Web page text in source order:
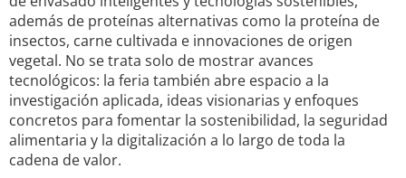
además de proteínas alternativas como la proteína de
insectos, carne cultivada e innovaciones de origen
vegetal. No se trata solo de mostrar avances
tecnológicos: la feria también abre espacio a la
investigación aplicada, ideas visionarias y enfoques
concretos para fomentar la sostenibilidad, la seguridad
alimentaria y la digitalización a lo largo de toda la
cadena de valor.